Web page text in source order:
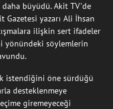
büyüdü. Akit TV’de
Gazetesi yazarı Ali İhsan
ilişkin sert ifadeler
yönündeki söylemlerin
istendiğini öne sürdüğü
desteklenmeye
giremeyeceği